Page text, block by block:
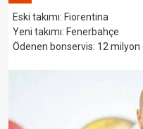
Eski takımı: Fiorentina
Yeni takımı: Fenerbahçe
Ödenen bonservis: 12 milyon